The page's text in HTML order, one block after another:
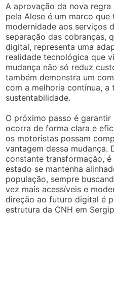
A aprovação da nova
pela Alese é um marco
modernidade aos serviços
separação das cobranças,
digital, representa uma
realidade tecnológica que
mudança não só reduz
também demonstra um
com a melhoria contínua, a
sustentabilidade.
O próximo passo é
ocorra de forma clara e
os motoristas possam
vantagem dessa mudança.
constante transformação,
estado se mantenha
população, sempre
vez mais acessíveis e
direção ao futuro digital é
estrutura da CNH em